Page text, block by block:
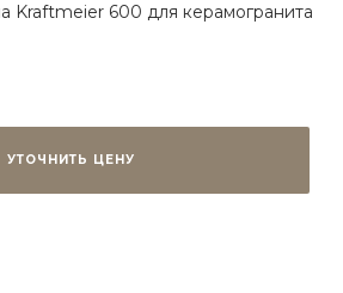
Kraftmeier 600 для керамогранита
УТОЧНИТЬ ЦЕНУ